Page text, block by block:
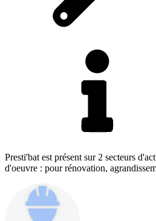
Presti'bat est présent sur 2 secteurs
d'oeuvre : pour rénovation,